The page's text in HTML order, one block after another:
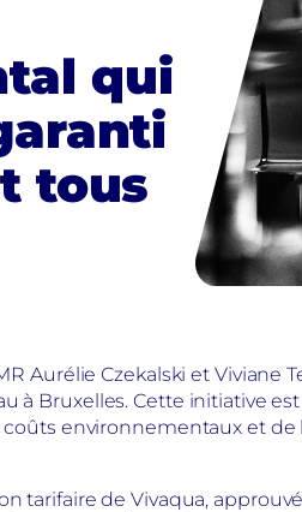
qui
tous
Aurélie Czekalski et
à Bruxelles. Cette initiative
environnementaux et de
tarifaire de Vivaqua,